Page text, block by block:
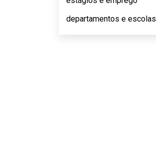
departamentos e escolas